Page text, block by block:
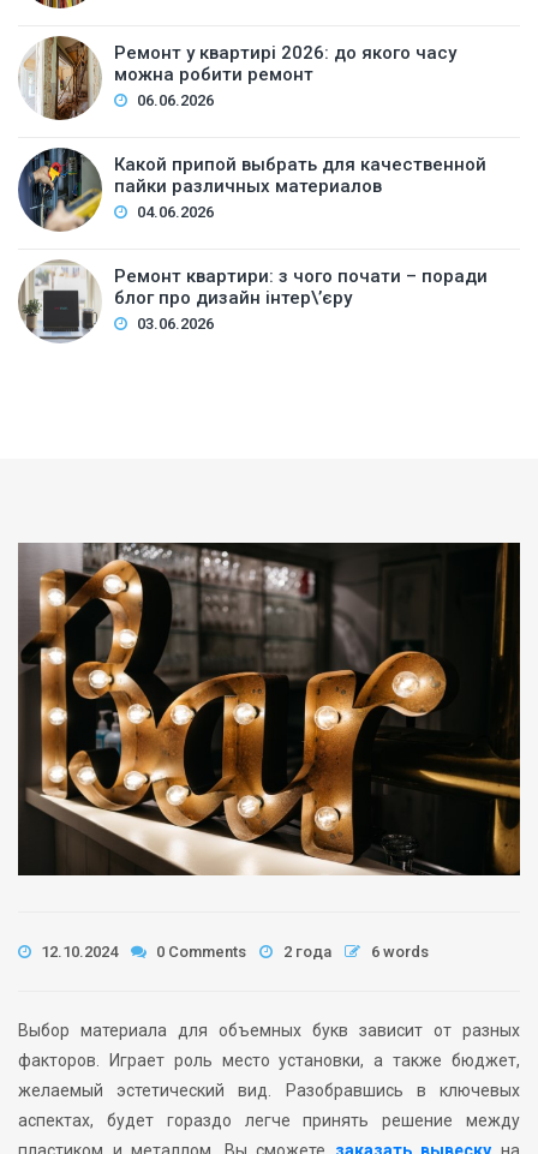
Ремонт у квартирі 2026: до якого часу
можна робити ремонт
06.06.2026
Какой припой выбрать для качественной
пайки различных материалов
04.06.2026
Ремонт квартири: з чого почати – поради
блог про дизайн інтер\’єру
03.06.2026
12.10.2024 0 Comments 2 года 6 words
Выбор материала для объемных букв зависит от разных
факторов. Играет роль место установки, а также бюджет,
желаемый эстетический вид. Разобравшись в ключевых
аспектах, будет гораздо легче принять решение между